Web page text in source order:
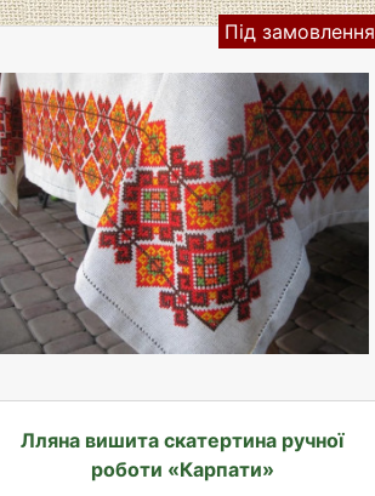
Під замовлення
Лляна вишита скатертина ручної
роботи «Карпати»